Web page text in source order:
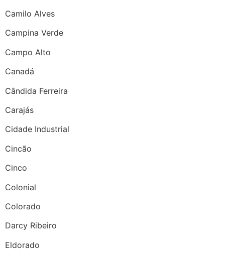
Camilo Alves
Campina Verde
Campo Alto
Canadá
Cândida Ferreira
Carajás
Cidade Industrial
Cincão
Cinco
Colonial
Colorado
Darcy Ribeiro
Eldorado